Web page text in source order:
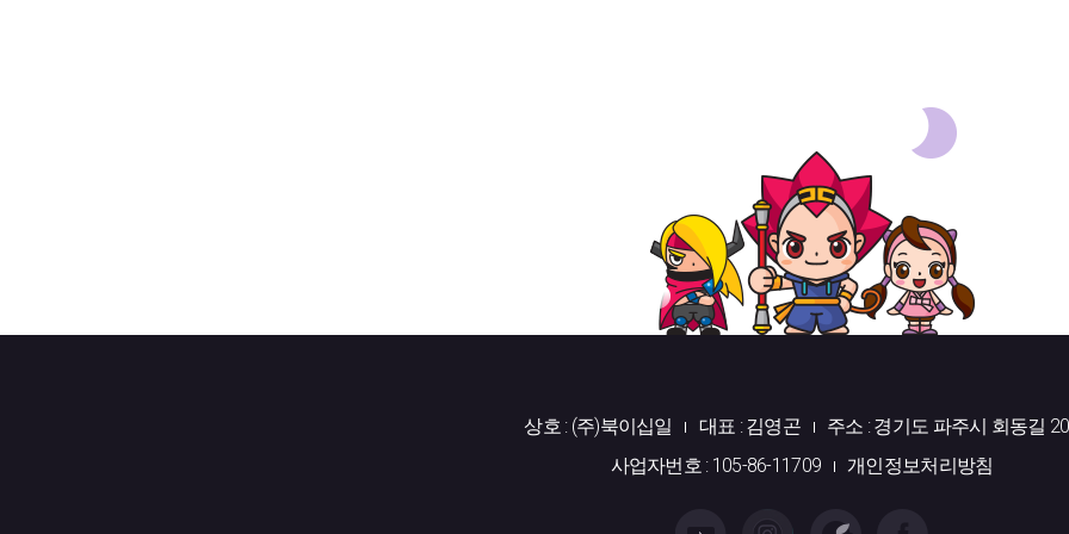
상호 : (주)북이십일 대표 : 김영곤
주소 : 경기도 파주시 회동길
사업자번호 : 105-86-11709
개인정보처리방침